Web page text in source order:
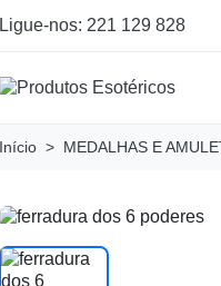
Ligue-nos: 221 129 828
Início MEDALHAS E